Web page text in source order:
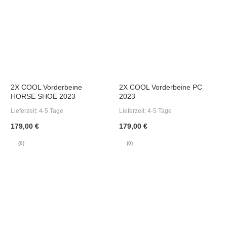
2X COOL Vorderbeine
HORSE SHOE 2023
Lieferzeit: 4-5 Tage
179,00 €
(0)
2X COOL Vorderbeine PC
2023
Lieferzeit: 4-5 Tage
179,00 €
(0)